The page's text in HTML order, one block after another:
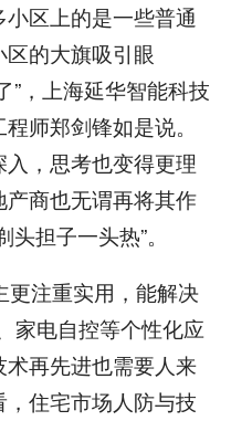
区上的是一些普通
的大旗吸引眼
”，上海延华智能科技
师郑剑锋如是说。
，思考也变得更理
商也无谓再将其作
担子一头热”。
注重实用，能解决
家电自控等个性化应
再先进也需要人来
住宅市场人防与技